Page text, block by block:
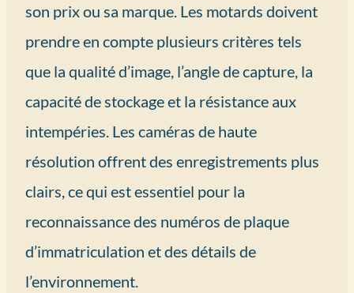
son prix ou sa marque. Les motards doivent
prendre en compte plusieurs critères tels
que la qualité d’image, l’angle de capture, la
capacité de stockage et la résistance aux
intempéries. Les caméras de haute
résolution offrent des enregistrements plus
clairs, ce qui est essentiel pour la
reconnaissance des numéros de plaque
d’immatriculation et des détails de
l’environnement.